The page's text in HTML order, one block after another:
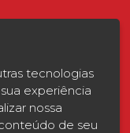
tecnologias
experiência
nossa
de seu